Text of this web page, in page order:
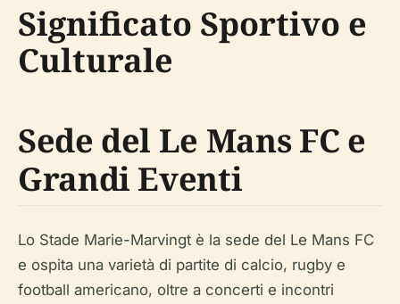
Significato Sportivo e
Culturale
Sede del Le Mans FC e
Grandi Eventi
Lo Stade Marie-Marvingt è la sede del Le Mans FC
e ospita una varietà di partite di calcio, rugby e
football americano, oltre a concerti e incontri